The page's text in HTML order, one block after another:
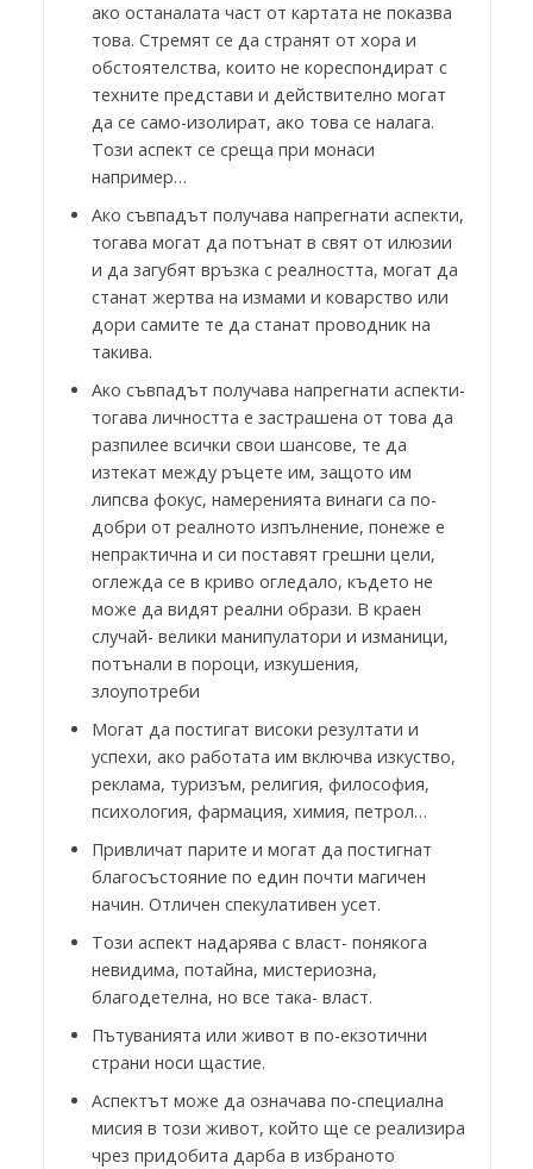
ако останалата част от картата не показва
това. Стремят се да странят от хора и
обстоятелства, които не кореспондират с
техните представи и действително могат
да се само-изолират, ако това се налага.
Този аспект се среща при монаси
например…
Ако съвпадът получава напрегнати аспекти,
тогава могат да потънат в свят от илюзии
и да загубят връзка с реалността, могат да
станат жертва на измами и коварство или
дори самите те да станат проводник на
такива.
Ако съвпадът получава напрегнати аспекти-
тогава личността е застрашена от това да
разпилее всички свои шансове, те да
изтекат между ръцете им, защото им
липсва фокус, намеренията винаги са по-
добри от реалното изпълнение, понеже е
непрактична и си поставят грешни цели,
оглежда се в криво огледало, където не
може да видят реални образи. В краен
случай- велики манипулатори и изманици,
потънали в пороци, изкушения,
злоупотреби
Могат да постигат високи резултати и
успехи, ако работата им включва изкуство,
реклама, туризъм, религия, философия,
психология, фармация, химия, петрол…
Привличат парите и могат да постигнат
благосъстояние по един почти магичен
начин. Отличен спекулативен усет.
Този аспект надарява с власт- понякога
невидима, потайна, мистериозна,
благодетелна, но все така- власт.
Пътуванията или живот в по-екзотични
страни носи щастие.
Аспектът може да означава по-специална
мисия в този живот, който ще се реализира
чрез придобита дарба в избраното